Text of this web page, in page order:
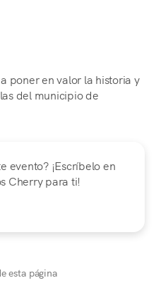
poner en valor la historia y
del municipio de
evento? ¡Escríbelo en
Cherry para ti!
esta página